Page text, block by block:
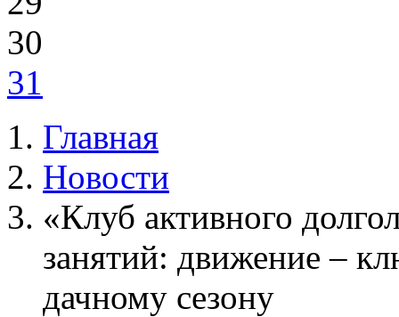
30
31
Главная
Новости
«Клуб активного
занятий: движение –
дачному сезону